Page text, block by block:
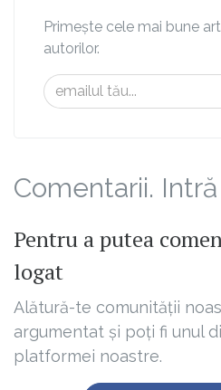
Primește cele mai bune
autorilor.
Comentarii.
Pentru a putea
logat
Alătură-te comunității
argumentat și poți fi unul
platformei noastre.